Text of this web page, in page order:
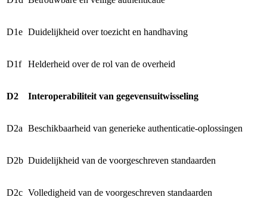
D1e Duidelijkheid over toezicht en handhaving
D1f Helderheid over de rol van de overheid
D2 Interoperabiliteit van gegevensuitwisseling
D2a Beschikbaarheid van generieke authenticatie-oplossingen
D2b Duidelijkheid van de voorgeschreven standaarden
D2c Volledigheid van de voorgeschreven standaarden